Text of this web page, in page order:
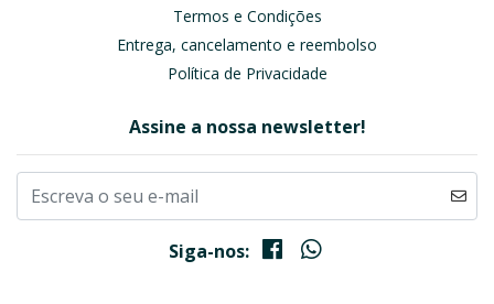
Termos e Condições
Entrega, cancelamento e reembolso
Política de Privacidade
Assine a nossa newsletter!
Siga-nos: